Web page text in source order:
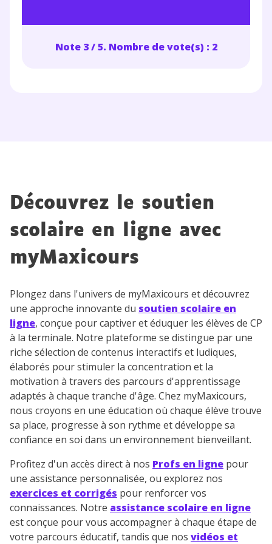
Note 3 / 5. Nombre de vote(s) : 2
Découvrez le soutien
scolaire en ligne avec
myMaxicours
Plongez dans l'univers de myMaxicours et découvrez
une approche innovante du soutien scolaire en
ligne, conçue pour captiver et éduquer les élèves de CP
à la terminale. Notre plateforme se distingue par une
riche sélection de contenus interactifs et ludiques,
élaborés pour stimuler la concentration et la
motivation à travers des parcours d'apprentissage
adaptés à chaque tranche d'âge. Chez myMaxicours,
nous croyons en une éducation où chaque élève trouve
sa place, progresse à son rythme et développe sa
confiance en soi dans un environnement bienveillant.
Profitez d'un accès direct à nos Profs en ligne pour
une assistance personnalisée, ou explorez nos
exercices et corrigés pour renforcer vos
connaissances. Notre assistance scolaire en ligne
est conçue pour vous accompagner à chaque étape de
votre parcours éducatif, tandis que nos vidéos et